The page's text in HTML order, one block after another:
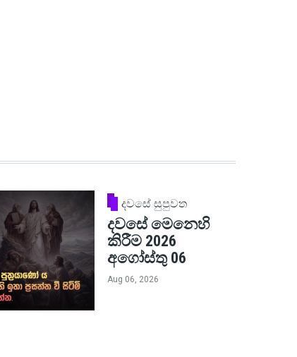
දවසේ සුපුවත
දවසේ මෙනෙහි
කිරීම 2026
අගෝස්තු 06
Aug 06, 2026